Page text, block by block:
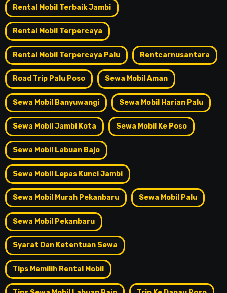
Rental Mobil Terbaik Jambi
Rental Mobil Terpercaya
Rental Mobil Terpercaya Palu Rentcarnusantara
Road Trip Palu Poso Sewa Mobil Aman
Sewa Mobil Banyuwangi Sewa Mobil Harian Palu
Sewa Mobil Jambi Kota Sewa Mobil Ke Poso
Sewa Mobil Labuan Bajo
Sewa Mobil Lepas Kunci Jambi
Sewa Mobil Murah Pekanbaru Sewa Mobil Palu
Sewa Mobil Pekanbaru
Syarat Dan Ketentuan Sewa
Tips Memilih Rental Mobil